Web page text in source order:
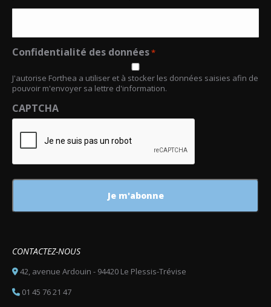
Confidentialité des données*
J'autorise Forthea a utiliser et à stocker les données saisies afin de
pouvoir m'envoyer sa lettre d'information.
CAPTCHA
CONTACTEZ-NOUS
42, avenue Ardouin - 94420 Le Plessis-Trévise
01 45 76 21 47